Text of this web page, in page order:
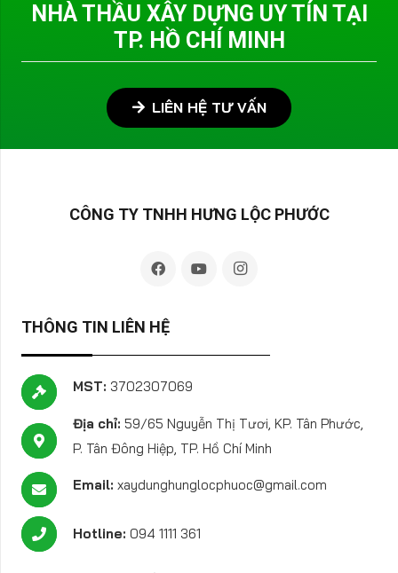
NHÀ THẦU XÂY DỰNG UY TÍN TẠI
TP. HỒ CHÍ MINH
LIÊN HỆ TƯ VẤN
CÔNG TY TNHH HƯNG LỘC PHƯỚC
THÔNG TIN LIÊN HỆ
MST: 3702307069
Địa chỉ: 59/65 Nguyễn Thị Tươi, KP. Tân Phước,
P. Tân Đông Hiệp, TP. Hồ Chí Minh
Email: xaydunghunglocphuoc@gmail.com
Hotline:094 1111 361